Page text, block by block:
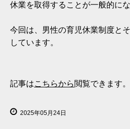
休業を取得することが一般的に
今回は、男性の育児休業制度と
しています。
記事はこちらから閲覧できます。
2025年05月24日